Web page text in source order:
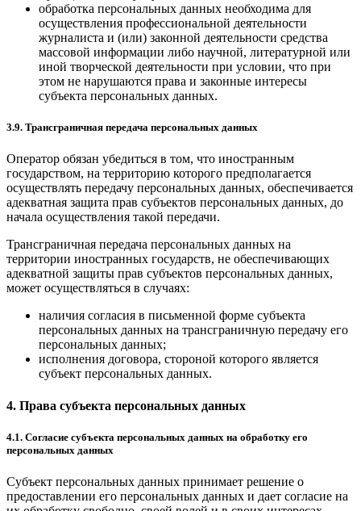
обработка персональных данных необходима для
осуществления профессиональной деятельности
журналиста и (или) законной деятельности средства
массовой информации либо научной, литературной или
иной творческой деятельности при условии, что при
этом не нарушаются права и законные интересы
субъекта персональных данных.
3.9. Трансграничная передача персональных данных
Оператор обязан убедиться в том, что иностранным
государством, на территорию которого предполагается
осуществлять передачу персональных данных, обеспечивается
адекватная защита прав субъектов персональных данных, до
начала осуществления такой передачи.
Трансграничная передача персональных данных на
территории иностранных государств, не обеспечивающих
адекватной защиты прав субъектов персональных данных,
может осуществляться в случаях:
наличия согласия в письменной форме субъекта
персональных данных на трансграничную передачу его
персональных данных;
исполнения договора, стороной которого является
субъект персональных данных.
4. Права субъекта персональных данных
4.1. Согласие субъекта персональных данных на обработку его
персональных данных
Субъект персональных данных принимает решение о
предоставлении его персональных данных и дает согласие на